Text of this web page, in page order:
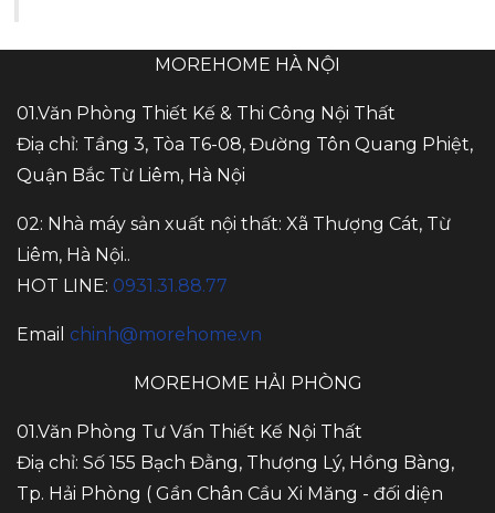
MOREHOME HÀ NỘI
01.Văn Phòng Thiết Kế & Thi Công Nội Thất
Điạ chỉ: Tầng 3, Tòa T6-08, Đường Tôn Quang Phiệt,
Quận Bắc Từ Liêm, Hà Nội
02: Nhà máy sản xuất nội thất: Xã Thượng Cát, Từ
Liêm, Hà Nội..
HOT LINE: 0931.31.88.77
Email chinh@morehome.vn
MOREHOME HẢI PHÒNG
01.Văn Phòng Tư Vấn Thiết Kế Nội Thất
Điạ chỉ: Số 155 Bạch Đằng, Thượng Lý, Hồng Bàng,
Tp. Hải Phòng ( Gần Chân Cầu Xi Măng - đối diện